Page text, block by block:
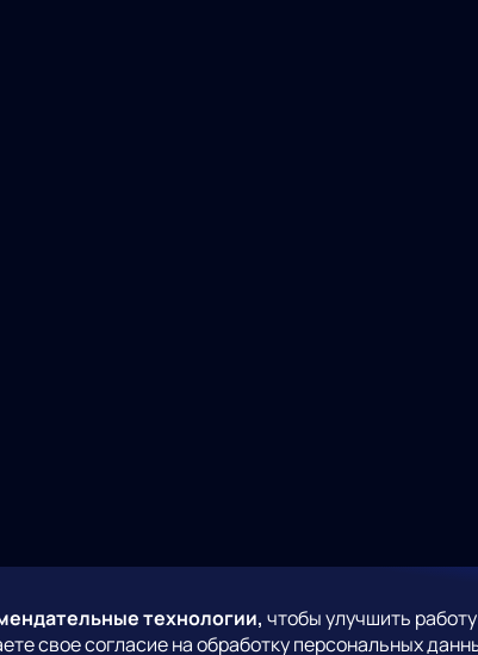
технологии, чтобы улучшить
свое согласие на обработку персональных